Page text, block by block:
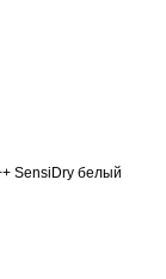
SensiDry белый